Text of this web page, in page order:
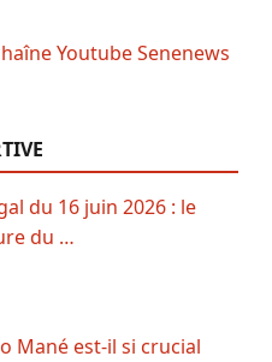
du 16 juin 2026 : le
du …
Mané est-il si crucial